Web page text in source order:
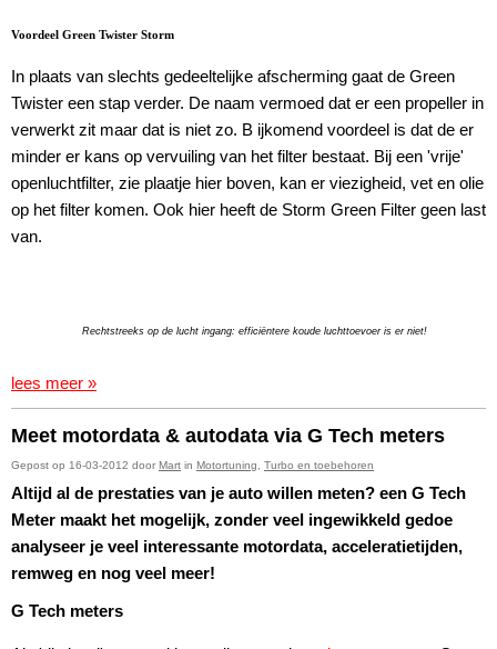
Voordeel Green Twister Storm
In plaats van slechts gedeeltelijke afscherming gaat de Green
Twister een stap verder. De naam vermoed dat er een propeller in
verwerkt zit maar dat is niet zo. B ijkomend voordeel is dat de er
minder er kans op vervuiling van het filter bestaat. Bij een 'vrije'
openluchtfilter, zie plaatje hier boven, kan er viezigheid, vet en olie
op het filter komen. Ook hier heeft de Storm Green Filter geen last
van.
Rechtstreeks op de lucht ingang: efficiëntere koude luchttoevoer is er niet!
lees meer »
Meet motordata & autodata via G Tech meters
Gepost op 16-03-2012 door Mart in Motortuning Turbo en toebehoren
Altijd al de prestaties van je auto willen meten? een G Tech
Meter maakt het mogelijk, zonder veel ingewikkeld gedoe
analyseer je veel interessante motordata, acceleratietijden,
remweg en nog veel meer!
G Tech meters